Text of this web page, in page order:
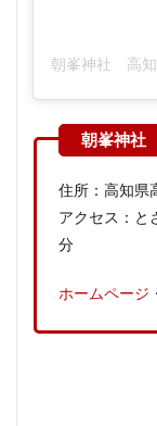
住所：高知県
アクセス：と
分
ホームページ